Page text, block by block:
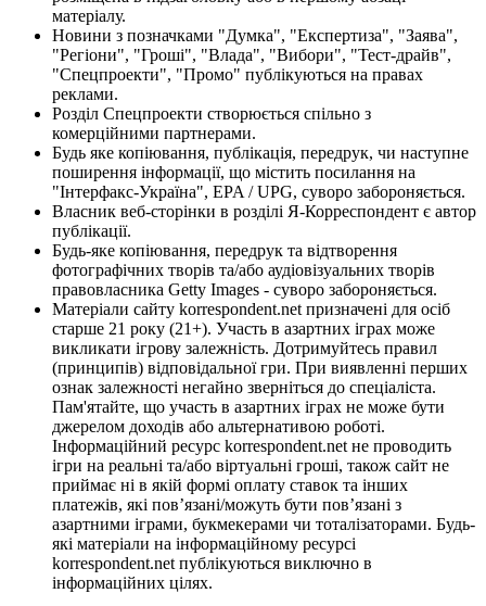
матеріалу.
Новини з позначками "Думка", "Експертиза", "Заява",
"Регіони", "Гроші", "Влада", "Вибори", "Тест-драйв",
"Спецпроекти", "Промо" публікуються на правах
реклами.
Розділ Спецпроекти створюється спільно з
комерційними партнерами.
Будь яке копіювання, публікація, передрук, чи наступне
поширення інформації, що містить посилання на
"Інтерфакс-Україна", EPA / UPG, суворо забороняється.
Власник веб-сторінки в розділі Я-Корреспондент є автор
публікації.
Будь-яке копіювання, передрук та відтворення
фотографічних творів та/або аудіовізуальних творів
правовласника Getty Images - суворо забороняється.
Матеріали сайту korrespondent.net призначені для осіб
старше 21 року (21+). Участь в азартних іграх може
викликати ігрову залежність. Дотримуйтесь правил
(принципів) відповідальної гри. При виявленні перших
ознак залежності негайно зверніться до спеціаліста.
Пам'ятайте, що участь в азартних іграх не може бути
джерелом доходів або альтернативою роботі.
Інформаційний ресурс korrespondent.net не проводить
ігри на реальні та/або віртуальні гроші, також сайт не
приймає ні в якій формі оплату ставок та інших
платежів, які пов’язані/можуть бути пов’язані з
азартними іграми, букмекерами чи тоталізаторами. Будь-
які матеріали на інформаційному ресурсі
korrespondent.net публікуються виключно в
інформаційних цілях.